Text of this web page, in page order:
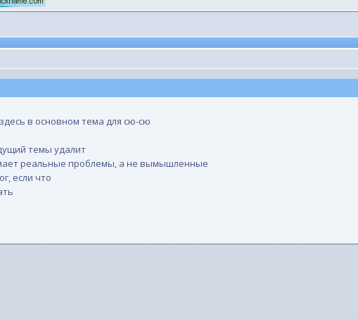
в основном тема для сю-сю
темы удалит
реальные проблемы, а не вымышленные
если что